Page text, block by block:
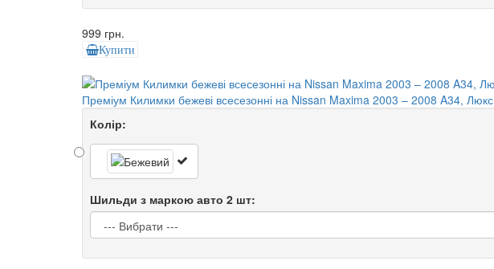
999 грн.
Купити
Преміум Килимки бежеві всесезонні на Nissan Maxima 2003 – 2008 A34, Люкс
Колір:
Шильди з маркою авто 2 шт: